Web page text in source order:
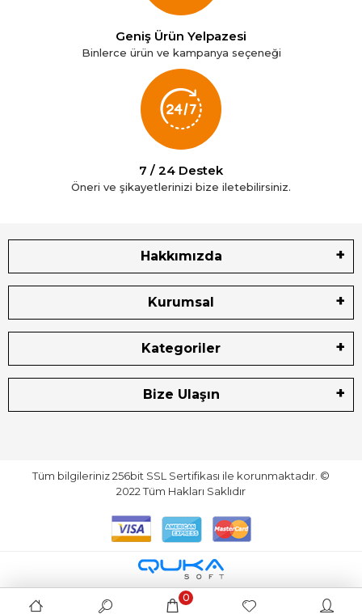
Geniş Ürün Yelpazesi
Binlerce ürün ve kampanya seçeneği
7 / 24 Destek
Öneri ve şikayetlerinizi bize iletebilirsiniz.
Hakkımızda
Kurumsal
Kategoriler
Bize Ulaşın
Tüm bilgileriniz 256bit SSL Sertifikası ile korunmaktadır. ©
2022Tüm Hakları Saklıdır
0